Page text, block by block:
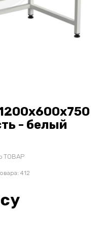
- белый
ТОВАР
412